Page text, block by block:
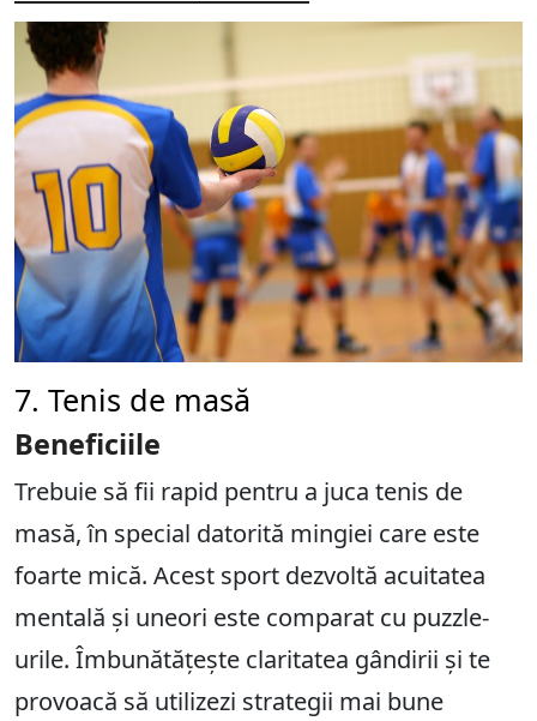
7. Tenis de masă
Beneficiile
Trebuie să fii rapid pentru a juca tenis de
masă, în special datorită mingiei care este
foarte mică. Acest sport dezvoltă acuitatea
mentală și uneori este comparat cu puzzle-
urile. Îmbunătățește claritatea gândirii și te
provoacă să utilizezi strategii mai bune